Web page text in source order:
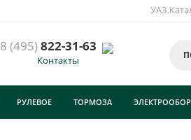
8 (495)822-31-63
Контакты
РУЛЕВОЕ ТОРМОЗА